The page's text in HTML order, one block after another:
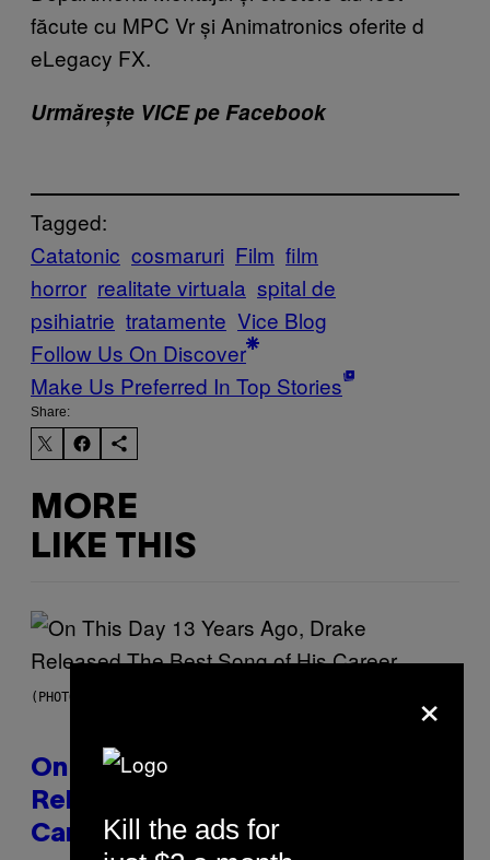
făcute cu MPC Vr și Animatronics oferite d
eLegacy FX.
Urmărește VICE pe Facebook
Tagged:
Catatonic cosmaruri Film film
horror realitate virtuala spital de
psihiatrie tratamente Vice Blog
Follow Us On Discover
Make Us Preferred In Top Stories
Share:
MORE
LIKE THIS
(PHOTO BY GARY GERSHOFF/WIREIMAGE)
On This Day 13 Years Ago, Drake
Released the Best Song of His
Career
×
Kill the ads for